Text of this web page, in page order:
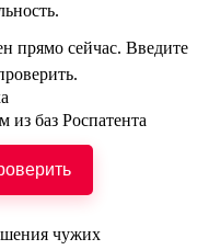
прямо сейчас. Введите
из баз Роспатента
чужих